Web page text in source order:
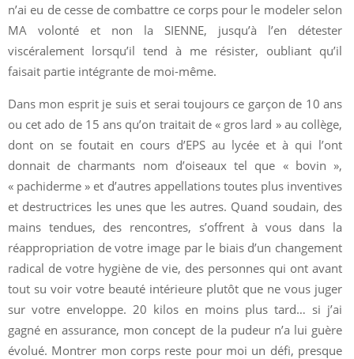
n’ai eu de cesse de combattre ce corps pour le modeler selon
MA volonté et non la SIENNE, jusqu’à l’en détester
viscéralement lorsqu’il tend à me résister, oubliant qu’il
faisait partie intégrante de moi-même.
Dans mon esprit je suis et serai toujours ce garçon de 10 ans
ou cet ado de 15 ans qu’on traitait de « gros lard » au collège,
dont on se foutait en cours d’EPS au lycée et à qui l’ont
donnait de charmants nom d’oiseaux tel que « bovin »,
« pachiderme » et d’autres appellations toutes plus inventives
et destructrices les unes que les autres. Quand soudain, des
mains tendues, des rencontres, s’offrent à vous dans la
réappropriation de votre image par le biais d’un changement
radical de votre hygiène de vie, des personnes qui ont avant
tout su voir votre beauté intérieure plutôt que ne vous juger
sur votre enveloppe. 20 kilos en moins plus tard… si j’ai
gagné en assurance, mon concept de la pudeur n’a lui guère
évolué. Montrer mon corps reste pour moi un défi, presque